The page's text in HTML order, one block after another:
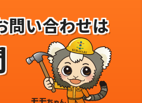
問い合わせは